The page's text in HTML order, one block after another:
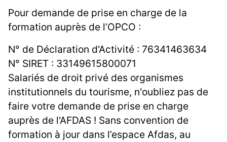
Pour demande de prise en charge de la
formation auprès de l’OPCO :
N° de Déclaration d'Activité : 76341463634
N° SIRET : 33149615800071
Salariés de droit privé des organismes
institutionnels du tourisme, n'oubliez pas de
faire votre demande de prise en charge
auprès de l'AFDAS ! Sans convention de
formation à jour dans l’espace Afdas, au